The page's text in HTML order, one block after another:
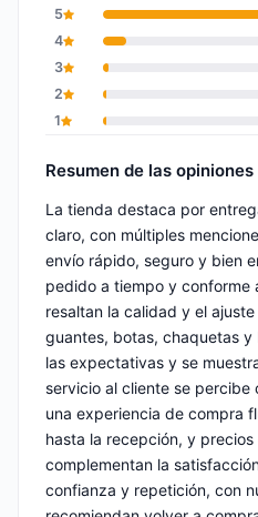
5
4
3
2
1
Resumen de las opiniones
La tienda destaca por
claro, con múltiples
envío rápido, seguro y bien
pedido a tiempo y conforme
resaltan la calidad y el
guantes, botas, chaquetas
las expectativas y se
servicio al cliente se
una experiencia de compra
hasta la recepción, y
complementan la
confianza y repetición, con